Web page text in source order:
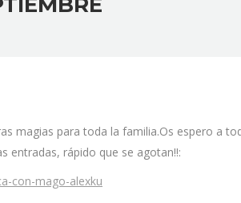
magias para toda la familia.Os espero a
entradas, rápido que se agotan!!:
con-mago-alexku